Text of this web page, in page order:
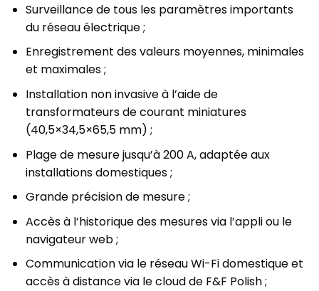
Surveillance de tous les paramètres importants
du réseau électrique ;
Enregistrement des valeurs moyennes, minimales
et maximales ;
Installation non invasive à l’aide de
transformateurs de courant miniatures
(40,5×34,5×65,5 mm) ;
Plage de mesure jusqu’à 200 A, adaptée aux
installations domestiques ;
Grande précision de mesure ;
Accès à l’historique des mesures via l’appli ou le
navigateur web ;
Communication via le réseau Wi-Fi domestique et
accès à distance via le cloud de F&F Polish ;